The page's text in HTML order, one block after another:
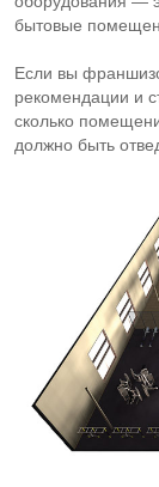
бытовые
Если вы
рекомендации и
сколько
должно быть